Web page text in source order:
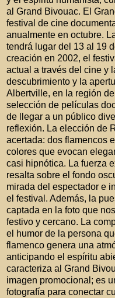
al Grand Bivouac. El
festival de cine
anualmente en octubre.
tendrá lugar del 13 al 19
creación en 2002, el
actual a través del cine y
descubrimiento y la
Albertville, en la región
selección de películas
de llegar a un público
reflexión. La elección de
acertada: dos flamencos
colores que evocan
casi hipnótica. La fuerza
resalta sobre el fondo
mirada del espectador e
el festival. Además, la
captada en la foto que
festivo y cercano. La
el humor de la persona
flamenco genera una
anticipando el espíritu
caracteriza al Grand
imagen promocional; es
fotografía para conectar